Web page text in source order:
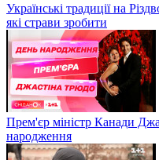
Українські традиції на
які страви зробити
Прем'єр міністр Канади
народження